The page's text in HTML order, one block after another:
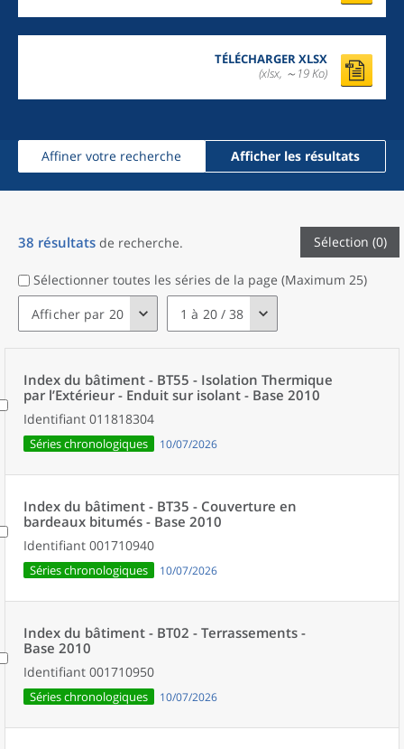
TÉLÉCHARGER XLSX
(xlsx, ～19 Ko)
Affiner votre recherche Afficher les résultats
38 résultats de recherche. Sélection (0)
Sélectionner toutes les séries de la page (Maximum 25)
Afficher par 20
1 à 20 / 38
Index du bâtiment - BT55 - Isolation Thermique
par l’Extérieur - Enduit sur isolant - Base 2010
Identifiant 011818304
Séries chronologiques 10/07/2026
Index du bâtiment - BT35 - Couverture en
bardeaux bitumés - Base 2010
Identifiant 001710940
Séries chronologiques 10/07/2026
Index du bâtiment - BT02 - Terrassements -
Base 2010
Identifiant 001710950
Séries chronologiques 10/07/2026